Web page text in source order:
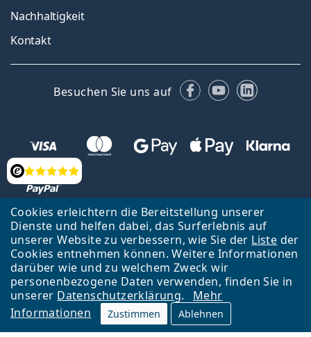
Cookies erleichtern die Bereitstellung unserer
Dienste und helfen dabei, das Surferlebnis auf
unserer Website zu verbessern, wie Sie der Liste der
Cookies entnehmen können. Weitere Informationen
darüber wie und zu welchem Zweck wir
personenbezogene Daten verwenden, finden Sie in
unserer Datenschutzerklärung.
Mehr
Informationen
Zustimmen Ablehnen
Bewertung
Nachhaltigkeit
Kontakt
Besuchen Sie uns auf Facebook
YouTubeLinkedIn
Zurück zur Hauptseite
Nach oben
Lentiamo s.r.o., Tschechien ist Eigentümer und Betreiber des Online-
Shops Lentiamo.at
Seit 18 Jahren sind wir für Sie da.